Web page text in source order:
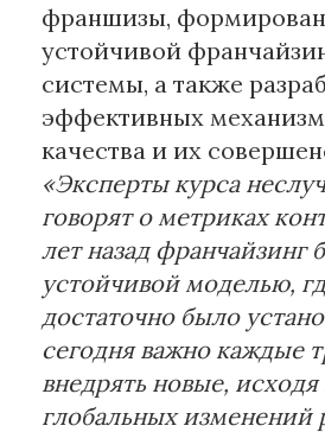
франшизы,
устойчивой
системы, а также
эффективных
качества и их
«Эксперты курса
говорят о метриках
лет назад франчайзинг
устойчивой моделью,
достаточно было
сегодня важно каждые
внедрять новые, исходя
глобальных изменений